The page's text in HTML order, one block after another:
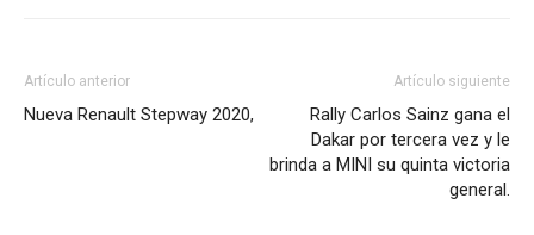
Artículo anterior
Nueva Renault Stepway 2020,
Artículo siguiente
Rally Carlos Sainz gana el
Dakar por tercera vez y le
brinda a MINI su quinta victoria
general.